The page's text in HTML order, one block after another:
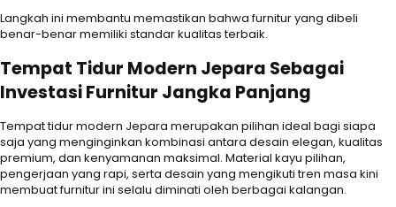
Langkah ini membantu memastikan bahwa furnitur yang dibeli
benar-benar memiliki standar kualitas terbaik.
Tempat Tidur Modern Jepara Sebagai
Investasi Furnitur Jangka Panjang
Tempat tidur modern Jepara merupakan pilihan ideal bagi siapa
saja yang menginginkan kombinasi antara desain elegan, kualitas
premium, dan kenyamanan maksimal. Material kayu pilihan,
pengerjaan yang rapi, serta desain yang mengikuti tren masa kini
membuat furnitur ini selalu diminati oleh berbagai kalangan.